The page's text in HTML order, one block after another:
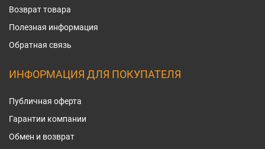
Возврат товара
Полезная информация
Обратная связь
ИНФОРМАЦИЯ ДЛЯ ПОКУПАТЕЛЯ
Публичная оферта
Гарантии компании
Обмен и возврат